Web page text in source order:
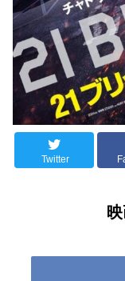
Twitter